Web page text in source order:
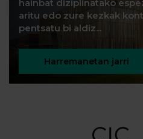
hainbat diziplinatako
aritu edo zure kezkak
pentsatu bi aldiz...
Harremanetan jarri